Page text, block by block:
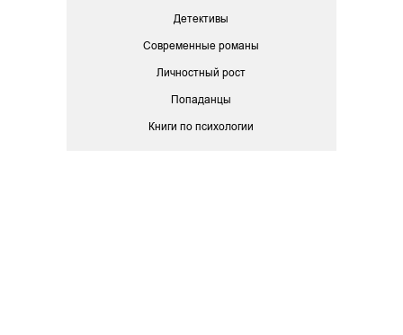
Детективы
Современные романы
Личностный рост
Попаданцы
Книги по психологии